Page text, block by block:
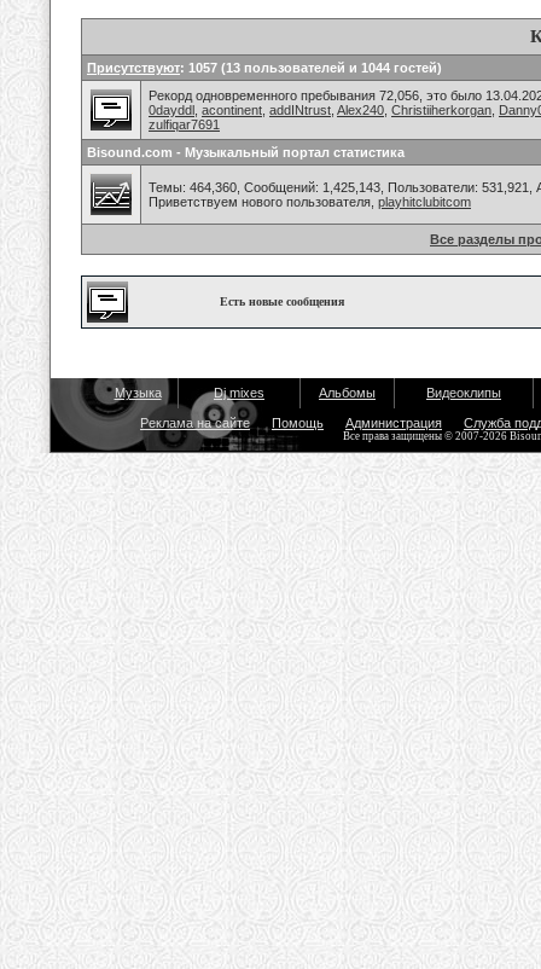
Присутствуют: 1057 (13 пользователей и 1044 гостей)
Рекорд одновременного пребывания 72,056, это было
0dayddl acontinent addINtrust Alex240 Christiiherkorgan
zulfiqar7691
Bisound.com - Музыкальный портал статистика
Темы: 464,360, Сообщений: 1,425,143, Пользователи: 531,921,
Приветствуем нового пользователя, playhitclubitcom
Все разделы
Есть новые сообщения
Музыка Dj mixes Альбомы Видеоклипы
Реклама на сайте Помощь Администрация Служба
Все права защищены © 2007-2026